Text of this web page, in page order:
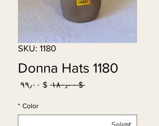
SKU: 1180
Donna Hats 1180
$ ۱۸۰٫۰۰
Regular
$ ۹۹٫۰۰
Sale
Color
*